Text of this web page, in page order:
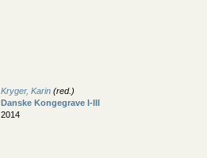
Kryger, Karin (red.)
Danske Kongegrave I-III
2014